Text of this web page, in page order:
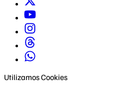
Utilizamos Cookies